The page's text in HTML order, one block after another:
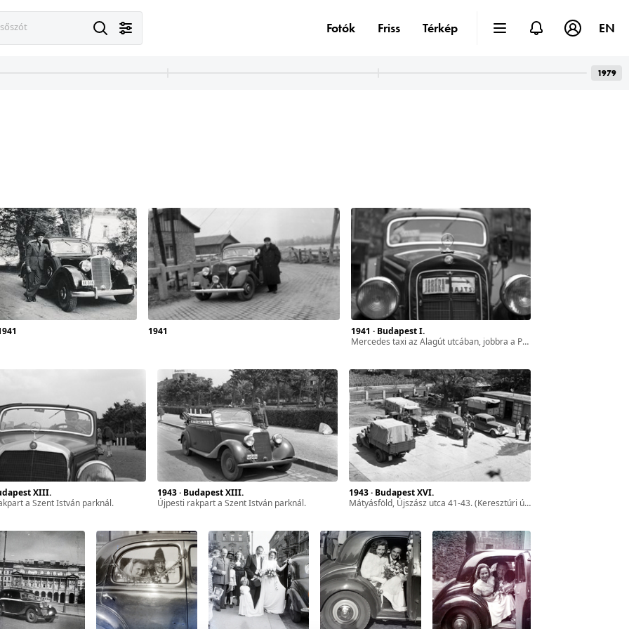
1941 1941
1941 · Budapest I.
Mercedes taxi az Alagút utcában, jobbra a Pauler utca torkolata.
XIII.
a Szent István parknál.
1943 · Budapest XIII.
Újpesti rakpart a Szent István parknál.
1943 · Budapest XVI.
Mátyásföld, Újszász utca 41-43. (Keresztúri út 1-3.), Magyar Királyi Honvéd gépkocsiszertár, üzemanyagtöltő állomás.
Fotók Friss Térkép EN
1979